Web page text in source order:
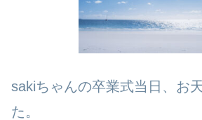
sakiちゃんの卒業式当日、お
た。